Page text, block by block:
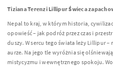
Tiziana Terenzi Lillipur Świeca
Nepal to kraj, w którym historia,
opowieść – jak podróż przez czas i
duszy. W sercu tego świata leży Lillipur
aurze. Na jego tle wyróżnia się
mistycyzmu i wewnętrznego spokoju.